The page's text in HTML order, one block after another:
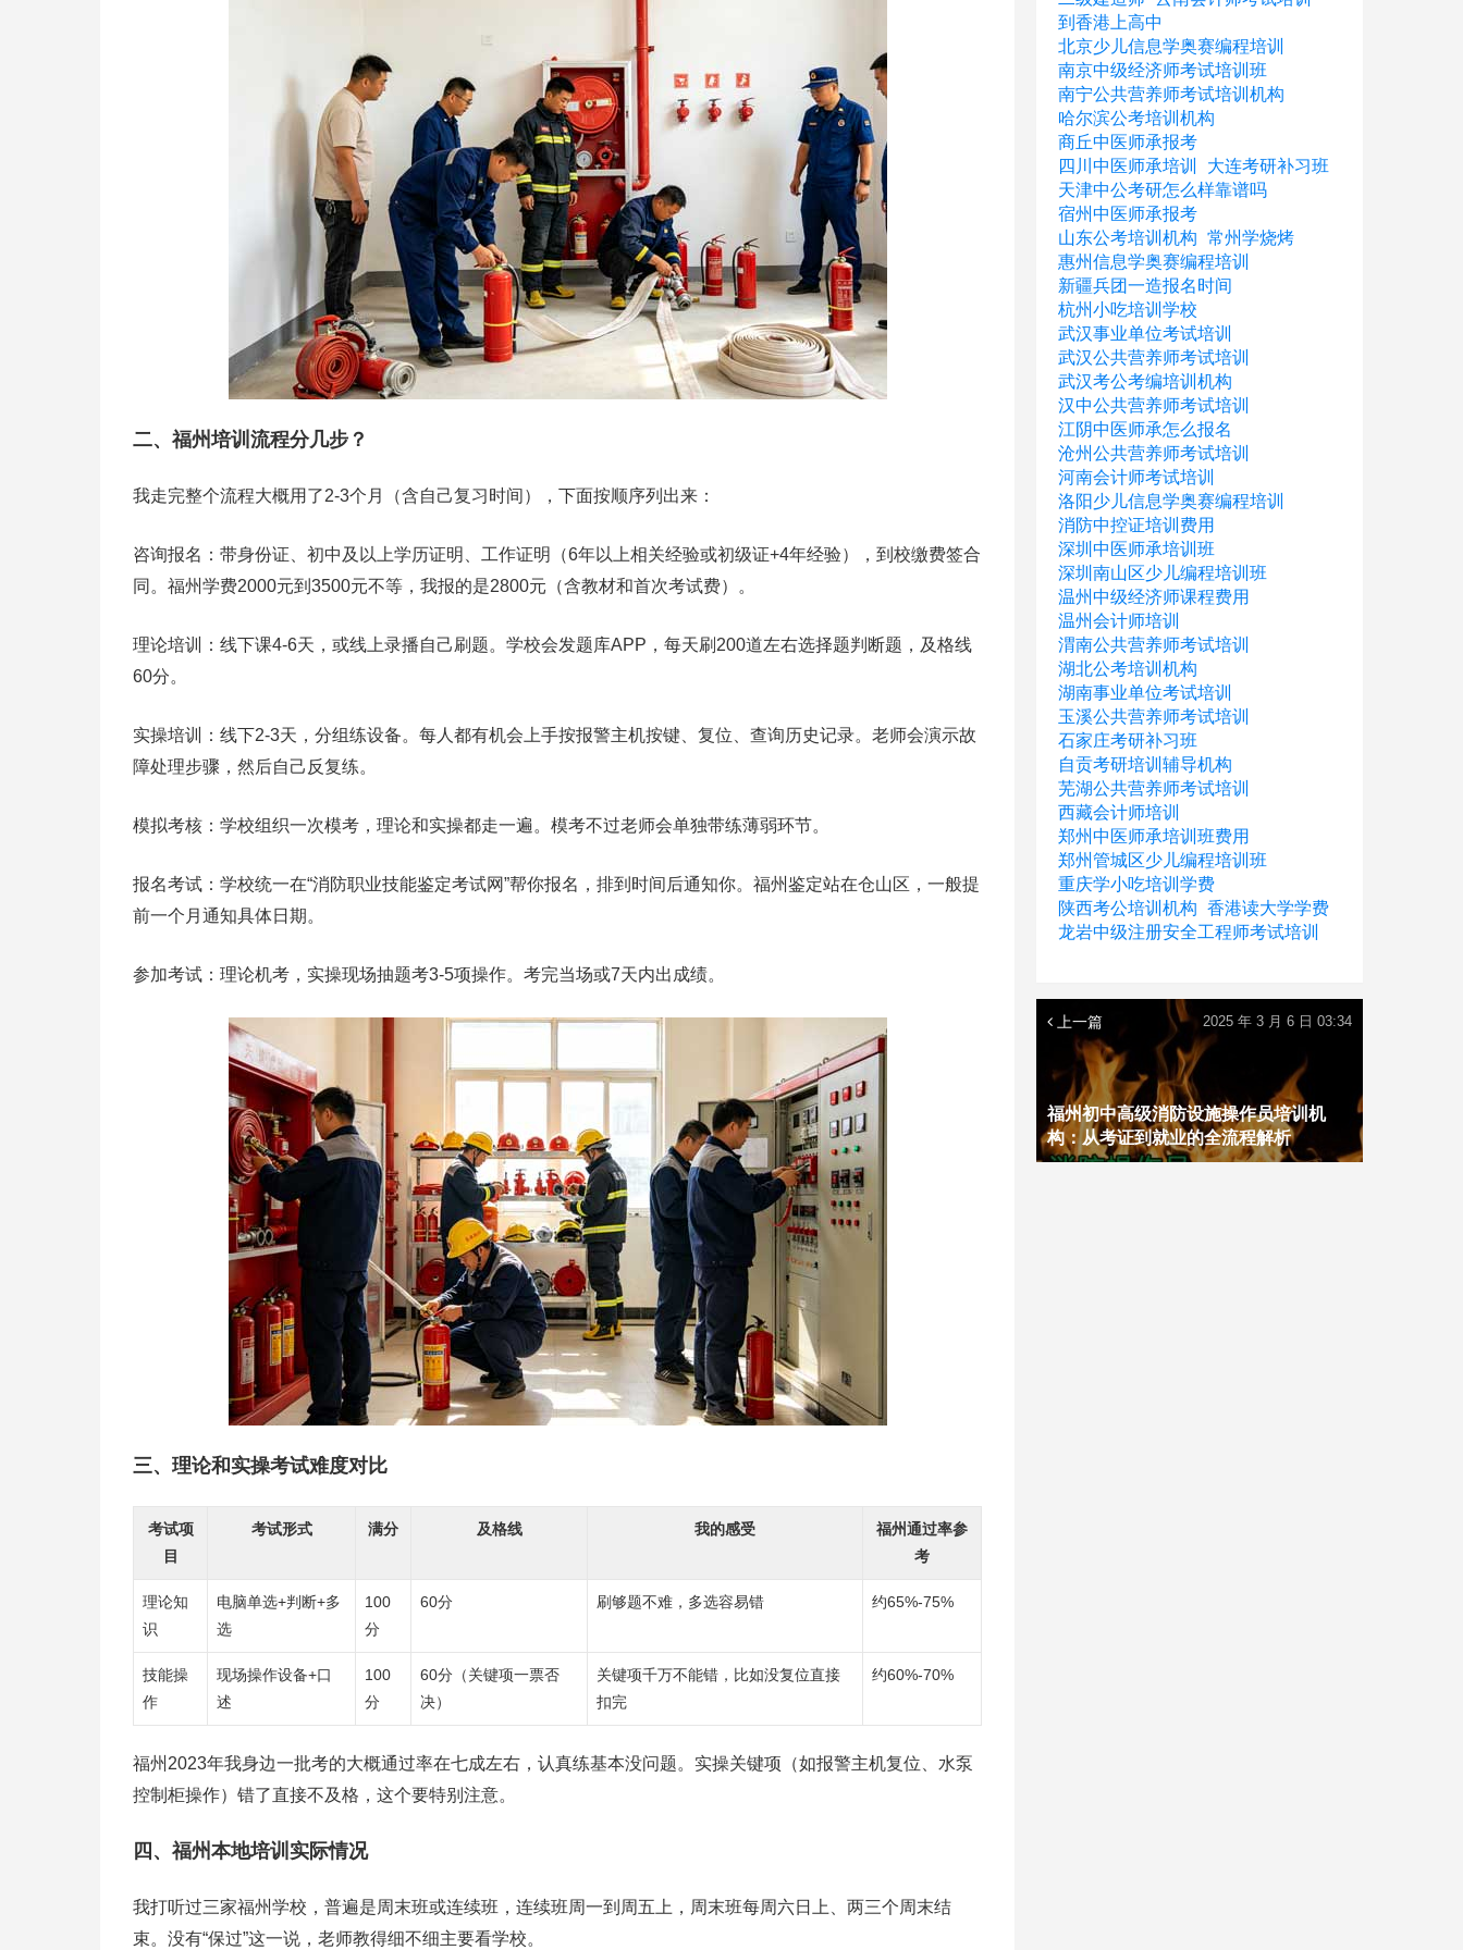
二、福州培训流程分几步？
我走完整个流程大概用了2-3个月（含自己复习时间），下面按顺序列出来：
咨询报名：带身份证、初中及以上学历证明、工作证明（6年以上相关经验或初级证+4年经验），到校缴费签合
同。福州学费2000元到3500元不等，我报的是2800元（含教材和首次考试费）。
理论培训：线下课4-6天，或线上录播自己刷题。学校会发题库APP，每天刷200道左右选择题判断题，及格线
60分。
实操培训：线下2-3天，分组练设备。每人都有机会上手按报警主机按键、复位、查询历史记录。老师会演示故
障处理步骤，然后自己反复练。
模拟考核：学校组织一次模考，理论和实操都走一遍。模考不过老师会单独带练薄弱环节。
报名考试：学校统一在“消防职业技能鉴定考试网”帮你报名，排到时间后通知你。福州鉴定站在仓山区，一般提
前一个月通知具体日期。
参加考试：理论机考，实操现场抽题考3-5项操作。考完当场或7天内出成绩。
三、理论和实操考试难度对比
考试项
目
考试形式 满分 及格线 我的感受
福州通过率参
考
理论知
识
电脑单选+判断+多
选
100
分
60分 刷够题不难，多选容易错 约65%-75%
技能操
作
现场操作设备+口
述
100
分
60分（关键项一票否
决）
关键项千万不能错，比如没复位直接
扣完
约60%-70%
福州2023年我身边一批考的大概通过率在七成左右，认真练基本没问题。实操关键项（如报警主机复位、水泵
控制柜操作）错了直接不及格，这个要特别注意。
四、福州本地培训实际情况
我打听过三家福州学校，普遍是周末班或连续班，连续班周一到周五上，周末班每周六日上、两三个周末结
束。没有“保过”这一说，老师教得细不细主要看学校。
到香港上高中
北京少儿信息学奥赛编程培训
南京中级经济师考试培训班
南宁公共营养师考试培训机构
哈尔滨公考培训机构
商丘中医师承报考
四川中医师承培训
大连考研补习班
天津中公考研怎么样靠谱吗
宿州中医师承报考
山东公考培训机构 常州学烧烤
惠州信息学奥赛编程培训
新疆兵团一造报名时间
杭州小吃培训学校
武汉事业单位考试培训
武汉公共营养师考试培训
武汉考公考编培训机构
汉中公共营养师考试培训
江阴中医师承怎么报名
沧州公共营养师考试培训
河南会计师考试培训
洛阳少儿信息学奥赛编程培训
消防中控证培训费用
深圳中医师承培训班
深圳南山区少儿编程培训班
温州中级经济师课程费用
温州会计师培训
渭南公共营养师考试培训
湖北公考培训机构
湖南事业单位考试培训
玉溪公共营养师考试培训
石家庄考研补习班
自贡考研培训辅导机构
芜湖公共营养师考试培训
西藏会计师培训
郑州中医师承培训班费用
郑州管城区少儿编程培训班
重庆学小吃培训学费
陕西考公培训机构 香港读大学学费
龙岩中级注册安全工程师考试培训
上一篇
福州初中高级消防设施操作员培训机
构：从考证到就业的全流程解析
2025 年 3 月 6 日 03:34